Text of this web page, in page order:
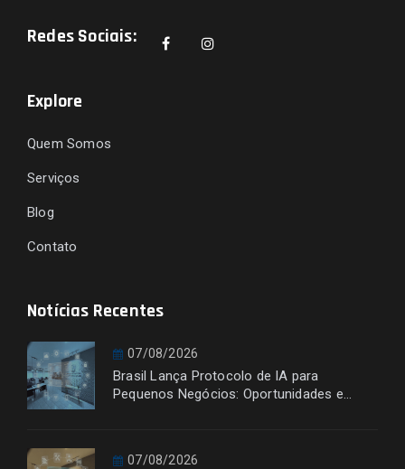
Redes Sociais:
Explore
Quem Somos
Serviços
Blog
Contato
Notícias Recentes
07/08/2026
Brasil Lança Protocolo de IA para
Pequenos Negócios: Oportunidades e
07/08/2026